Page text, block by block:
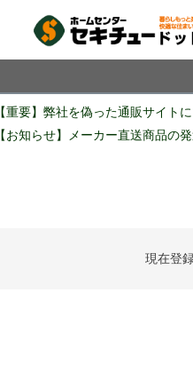
【重要】弊社を偽った通販サイト
【お知らせ】メーカー直送商品の
現在登